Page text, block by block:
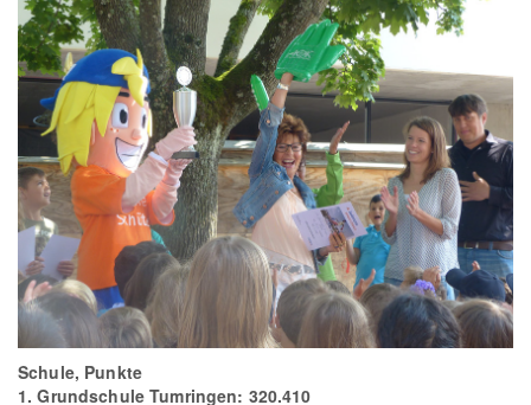
Schule, Punkte
1. Grundschule Tumringen: 320.410